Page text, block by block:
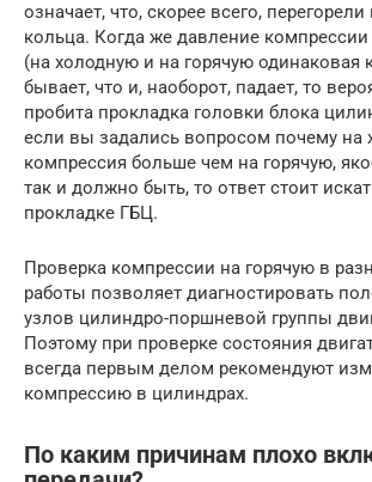
означает, что, скорее всего,
кольца. Когда же давление компрессии
(на холодную и на горячую одинаковая
бывает, что и, наоборот, падает, то
пробита прокладка головки блока
если вы задались вопросом почему на
компрессия больше чем на горячую,
так и должно быть, то ответ стоит
прокладке ГБЦ.
Проверка компрессии на горячую в
работы позволяет диагностировать
узлов цилиндро-поршневой группы
Поэтому при проверке состояния
всегда первым делом рекомендуют
компрессию в цилиндрах.
По каким причинам плохо